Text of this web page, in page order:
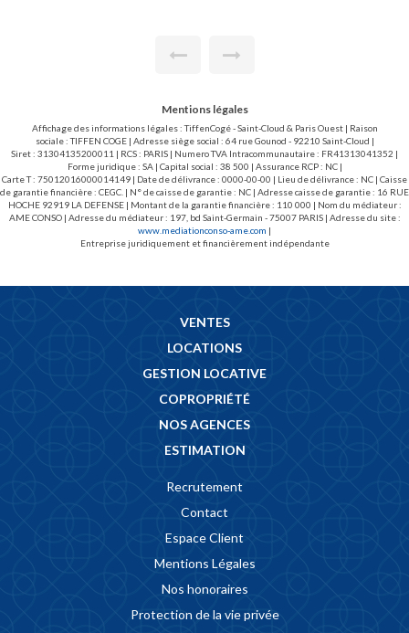
Mentions légales
Affichage des informations légales : TiffenCogé - Saint-Cloud & Paris Ouest | Raison
sociale : TIFFEN COGE | Adresse siège social : 64 rue Gounod - 92210 Saint-Cloud |
Siret : 31304135200011 | RCS : PARIS | Numero TVA Intracommunautaire : FR41313041352 |
Forme juridique : SA | Capital social : 38 500 | Assurance RCP : NC |
Carte T : 75012016000014149 | Date de délivrance : 0000-00-00 | Lieu de délivrance : NC | Caisse
de garantie financière : CEGC. | N° de caisse de garantie : NC | Adresse caisse de garantie : 16 RUE
HOCHE 92919 LA DEFENSE | Montant de la garantie financière : 110 000 | Nom du médiateur :
AME CONSO | Adresse du médiateur : 197, bd Saint-Germain - 75007 PARIS | Adresse du site :
www.mediationconso-ame.com |
Entreprise juridiquement et financièrement indépendante
VENTES
LOCATIONS
GESTION LOCATIVE
COPROPRIÉTÉ
NOS AGENCES
ESTIMATION
Recrutement
Contact
Espace Client
Mentions Légales
Nos honoraires
Protection de la vie privée